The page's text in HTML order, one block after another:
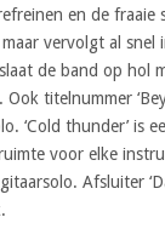
en de fraaie
vervolgt al
de band op hol
titelnummer
‘Cold thunder’ is
voor elke
Afsluiter